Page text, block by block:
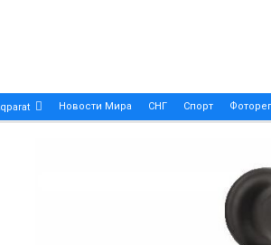
Новости Мира СНГ Спорт
Patek Philippe Calatrava